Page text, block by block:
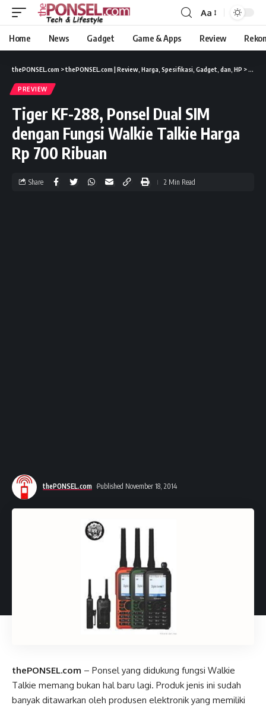
Aa
Home News Gadget Game & Apps Review
thePONSEL.com >thePONSEL.com | Review, Harga, Spesifikasi, Gadget, dan, HP >
PREVIEW
Tiger KF-288, Ponsel Dual SIM
dengan Fungsi Walkie Talkie Harga
Rp 700 Ribuan
thePONSEL.com Published November 18, 2014
Share 2 Min Read
thePONSEL.com – Ponsel yang didukung fungsi Walkie
Talkie memang bukan hal baru lagi. Produk jenis ini sudah
banyak ditawarkan oleh produsen elektronik yang memiliki